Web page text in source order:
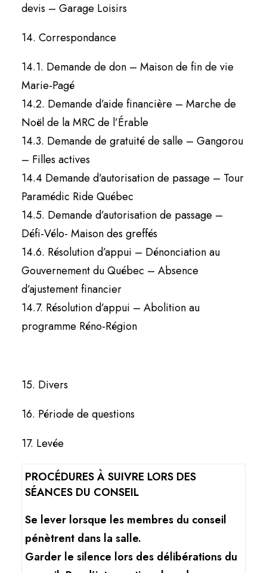
devis – Garage Loisirs
14. Correspondance
14.1. Demande de don – Maison de fin de vie
Marie-Pagé
14.2. Demande d’aide financière – Marche de
Noël de la MRC de l’Érable
14.3. Demande de gratuité de salle – Gangorou
– Filles actives
14.4 Demande d’autorisation de passage – Tour
Paramédic Ride Québec
14.5. Demande d’autorisation de passage –
Défi-Vélo- Maison des greffés
14.6. Résolution d’appui – Dénonciation au
Gouvernement du Québec – Absence
d’ajustement financier
14.7. Résolution d’appui – Abolition au
programme Réno-Région
15. Divers
16. Période de questions
17. Levée
PROCÉDURES À SUIVRE LORS DES
SÉANCES DU CONSEIL
Se lever lorsque les membres du conseil
pénètrent dans la salle.
Garder le silence lors des délibérations du